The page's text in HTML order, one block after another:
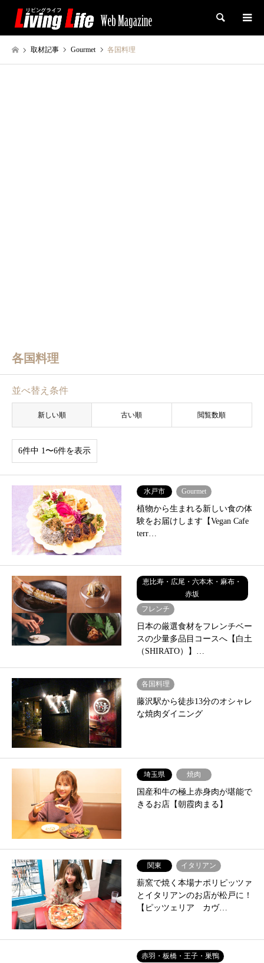
検索
取材記事 Gourmet 各国料理
各国料理
並べ替え条件
新しい順 古い順 閲覧数順
6件中 1〜6件を表示
水戸市 Gourmet
植物から生まれる新しい食の体
験をお届けします【Vegan Cafe
terr…
恵比寿・広尾・六本木・麻布・
赤坂
フレンチ
日本の厳選食材をフレンチベー
スの少量多品目コースへ【白土
（SHIRATO）】…
各国料理
藤沢駅から徒歩13分のオシャレ
な焼肉ダイニング
埼玉県 焼肉
国産和牛の極上赤身肉が堪能で
きるお店【朝霞肉まる】
関東 イタリアン
薪窯で焼く本場ナポリピッツァ
とイタリアンのお店が松戸に！
【ピッツェリア カヴ…
赤羽・板橋・王子・巣鴨